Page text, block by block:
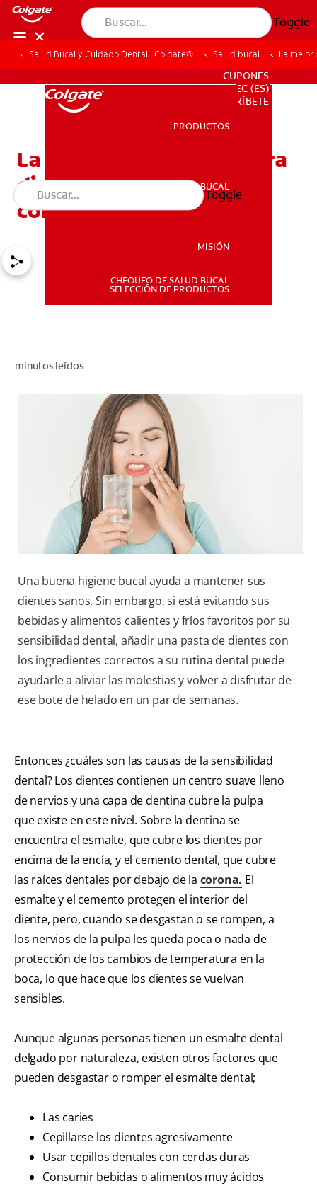
Toggle
SALUD BUCAL
PARA PROFESIONALES
CUPONES
EC (ES)
SUSCRÍBETE
PRODUCTOS
SALUD BUCAL
MISIÓN
CHEQUEO DE SALUD BUCAL
SELECCIÓN DE PRODUCTOS
Toggle
Salud Bucal y Cuidado Dental | Colgate® Salud bucal La mejor
La mejor pasta dental para
dientes sensibles: ¿Qué
contiene?
minutos leídos
Una buena higiene bucal ayuda a mantener sus
dientes sanos. Sin embargo, si está evitando sus
bebidas y alimentos calientes y fríos favoritos por su
sensibilidad dental, añadir una pasta de dientes con
los ingredientes correctos a su rutina dental puede
ayudarle a aliviar las molestias y volver a disfrutar de
ese bote de helado en un par de semanas.
Entonces ¿cuáles son las causas de la sensibilidad
dental? Los dientes contienen un centro suave lleno
de nervios y una capa de dentina cubre la pulpa
que existe en este nivel. Sobre la dentina se
encuentra el esmalte, que cubre los dientes por
encima de la encía, y el cemento dental, que cubre
las raíces dentales por debajo de la corona. El
esmalte y el cemento protegen el interior del
diente, pero, cuando se desgastan o se rompen, a
los nervios de la pulpa les queda poca o nada de
protección de los cambios de temperatura en la
boca, lo que hace que los dientes se vuelvan
sensibles.
Aunque algunas personas tienen un esmalte dental
delgado por naturaleza, existen otros factores que
pueden desgastar o romper el esmalte dental;
Las caries
Cepillarse los dientes agresivamente
Usar cepillos dentales con cerdas duras
Consumir bebidas o alimentos muy ácidos